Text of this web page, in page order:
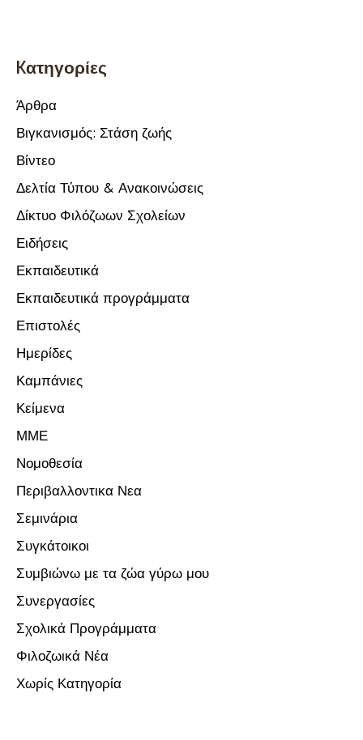
Kατηγορίες
Άρθρα
Βιγκανισμός: Στάση ζωής
Βίντεο
Δελτία Τύπου & Ανακοινώσεις
Δίκτυο Φιλόζωων Σχολείων
Ειδήσεις
Εκπαιδευτικά
Εκπαιδευτικά προγράμματα
Επιστολές
Ημερίδες
Καμπάνιες
Κείμενα
ΜΜΕ
Νομοθεσία
Περιβαλλοντικα Νεα
Σεμινάρια
Συγκάτοικοι
Συμβιώνω με τα ζώα γύρω μου
Συνεργασίες
Σχολικά Προγράμματα
Φιλοζωικά Νέα
Χωρίς Κατηγορία